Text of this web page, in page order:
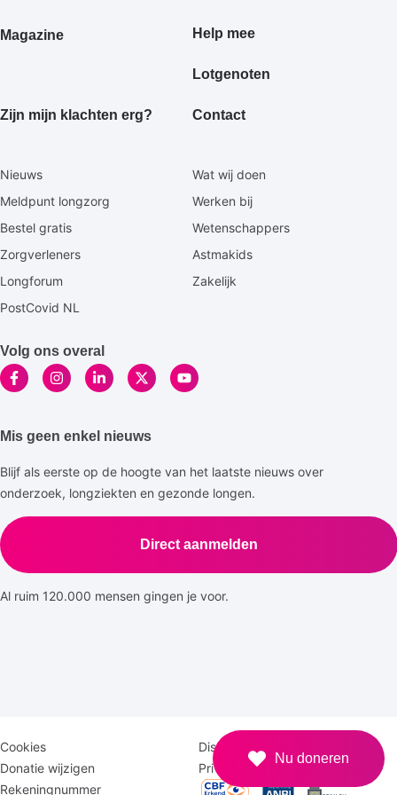
Magazine Help mee
Lotgenoten
Zijn mijn klachten erg? Contact
Secundaire
Nieuws
Wat wij doen
Meldpunt longzorg
Werken bij
Bestel gratis
Wetenschappers
Zorgverleners
Astmakids
Longforum
Zakelijk
PostCovid NL
Volg ons overal
Mis geen enkel nieuws
Blijf als eerste op de hoogte van het laatste nieuws over
onderzoek, longziekten en gezonde longen.
Direct aanmelden
Al ruim 120.000 mensen gingen je voor.
Disclaimer
menu
Cookies
Disclaimer
Donatie wijzigen
Privacy
Rekeningnummer
Logomenu
Nu doneren